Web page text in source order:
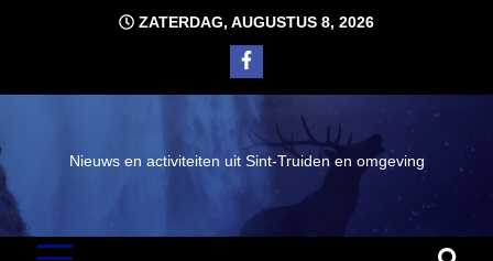
ZATERDAG, AUGUSTUS 8, 2026
Nieuws en activiteiten uit Sint-Truiden en omgeving